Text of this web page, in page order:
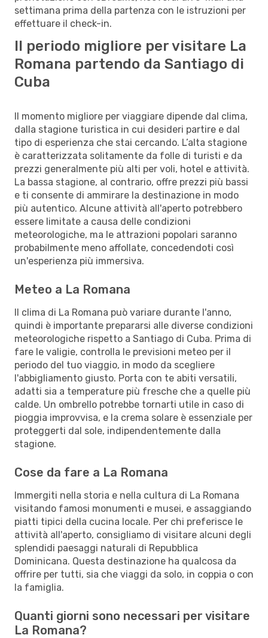
settimana prima della partenza con le istruzioni per
effettuare il check-in.
Il periodo migliore per visitare La
Romana partendo da Santiago di
Cuba
Il momento migliore per viaggiare dipende dal clima,
dalla stagione turistica in cui desideri partire e dal
tipo di esperienza che stai cercando. L’alta stagione
è caratterizzata solitamente da folle di turisti e da
prezzi generalmente più alti per voli, hotel e attività.
La bassa stagione, al contrario, offre prezzi più bassi
e ti consente di ammirare la destinazione in modo
più autentico. Alcune attività all'aperto potrebbero
essere limitate a causa delle condizioni
meteorologiche, ma le attrazioni popolari saranno
probabilmente meno affollate, concedendoti così
un'esperienza più immersiva.
Meteo a La Romana
Il clima di La Romana può variare durante l'anno,
quindi è importante prepararsi alle diverse condizioni
meteorologiche rispetto a Santiago di Cuba. Prima di
fare le valigie, controlla le previsioni meteo per il
periodo del tuo viaggio, in modo da scegliere
l'abbigliamento giusto. Porta con te abiti versatili,
adatti sia a temperature più fresche che a quelle più
calde. Un ombrello potrebbe tornarti utile in caso di
pioggia improvvisa, e la crema solare è essenziale per
proteggerti dal sole, indipendentemente dalla
stagione.
Cose da fare a La Romana
Immergiti nella storia e nella cultura di La Romana
visitando famosi monumenti e musei, e assaggiando
piatti tipici della cucina locale. Per chi preferisce le
attività all'aperto, consigliamo di visitare alcuni degli
splendidi paesaggi naturali di Repubblica
Dominicana. Questa destinazione ha qualcosa da
offrire per tutti, sia che viaggi da solo, in coppia o con
la famiglia.
Quanti giorni sono necessari per visitare
La Romana?